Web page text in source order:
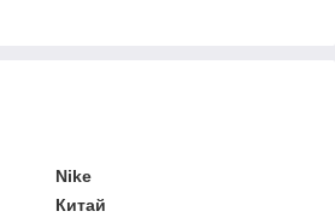
Nike
Китай